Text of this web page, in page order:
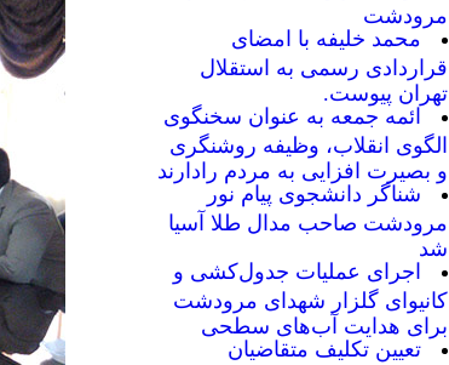
مرودشت
محمد خلیفه با امضای
قراردادی رسمی به استقلال
تهران پیوست.
ائمه جمعه به عنوان سخنگوی
الگوی انقلاب، وظیفه روشنگری
و بصیرت افزایی به مردم رادارند
شناگر دانشجوی پیام نور
مرودشت صاحب مدال طلا آسیا
شد
اجرای عملیات جدول‌کشی و
کانیوای گلزار شهدای مرودشت
برای هدایت آب‌های سطحی
تعیین تکلیف متقاضیان